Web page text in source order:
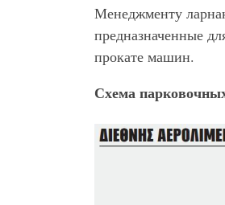
Менеджменту
предназначенные
прокате машин.
Схема